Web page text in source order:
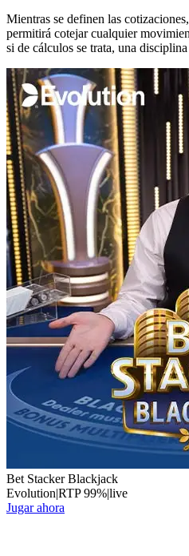
Mientras se definen las
permitirá cotejar cualquier
si de cálculos se trata, una
Bet Stacker Blackjack
Evolution|RTP99%|live
Jugar ahora